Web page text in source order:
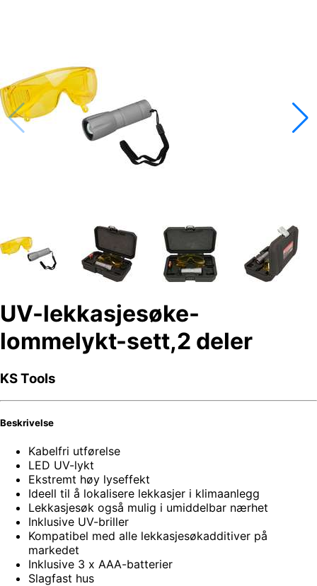
UV-lekkasjesøke-
lommelykt-sett,2 deler
KS Tools
Beskrivelse
Kabelfri utførelse
LED UV-lykt
Ekstremt høy lyseffekt
Ideell til å lokalisere lekkasjer i klimaanlegg
Lekkasjesøk også mulig i umiddelbar nærhet
Inklusive UV-briller
Kompatibel med alle lekkasjesøkadditiver på
markedet
Inklusive 3 x AAA-batterier
Slagfast hus